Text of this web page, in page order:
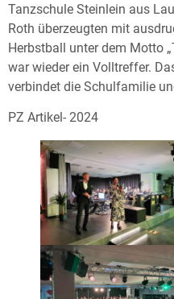
Tanzschule Steinlein aus
Roth überzeugten mit
Herbstball unter dem Motto
war wieder ein Volltreffer.
verbindet die Schulfamilie
PZ Artikel- 2024